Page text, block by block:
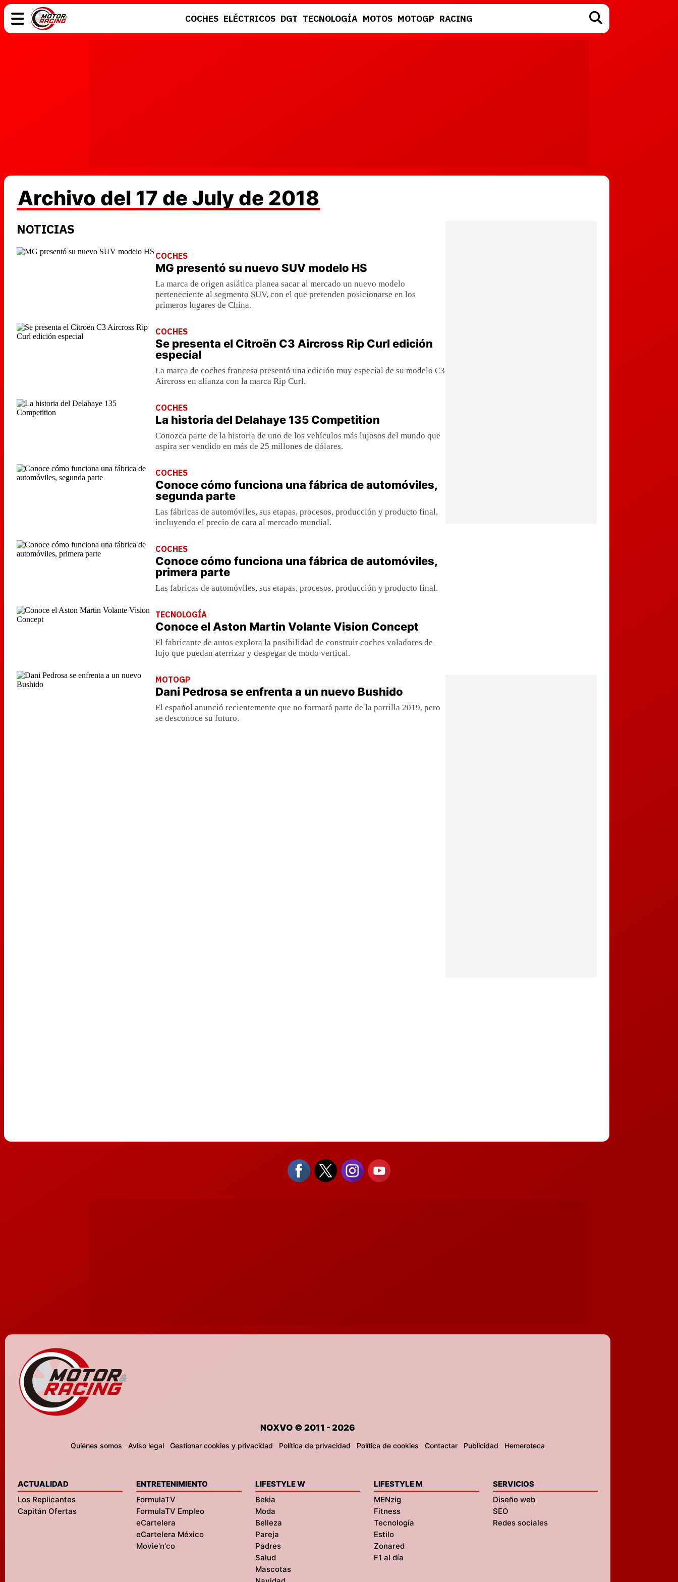
COCHES ELÉCTRICOS DGT TECNOLOGÍA MOTOS MOTOGP RACING
Archivo del 17 de July de 2018
NOTICIAS
COCHES
MG presentó su nuevo SUV modelo HS
La marca de origen asiática planea sacar al mercado un nuevo modelo
perteneciente al segmento SUV, con el que pretenden posicionarse en los
primeros lugares de China.
COCHES
Se presenta el Citroën C3 Aircross Rip Curl edición
especial
La marca de coches francesa presentó una edición muy especial de su modelo C3
Aircross en alianza con la marca Rip Curl.
COCHES
La historia del Delahaye 135 Competition
Conozca parte de la historia de uno de los vehículos más lujosos del mundo que
aspira ser vendido en más de 25 millones de dólares.
COCHES
Conoce cómo funciona una fábrica de automóviles,
segunda parte
Las fábricas de automóviles, sus etapas, procesos, producción y producto final,
incluyendo el precio de cara al mercado mundial.
COCHES
Conoce cómo funciona una fábrica de automóviles,
primera parte
Las fabricas de automóviles, sus etapas, procesos, producción y producto final.
TECNOLOGÍA
Conoce el Aston Martin Volante Vision Concept
El fabricante de autos explora la posibilidad de construir coches voladores de
lujo que puedan aterrizar y despegar de modo vertical.
MOTOGP
Dani Pedrosa se enfrenta a un nuevo Bushido
El español anunció recientemente que no formará parte de la parrilla 2019, pero
se desconoce su futuro.
NOXVO © 2011 - 2026
Quiénes somos Aviso legal Gestionar cookies y privacidad Política de privacidad Política de cookies Contactar Publicidad Hemeroteca
ACTUALIDAD
Los Replicantes
Capitán Ofertas
ENTRETENIMIENTO
FormulaTV
FormulaTV Empleo
eCartelera
eCartelera México
Movie'n'co
LIFESTYLE W
Bekia
Moda
Belleza
Pareja
Padres
Salud
Mascotas
LIFESTYLE M
MENzig
Fitness
Tecnología
Estilo
Zonared
F1 al día
SERVICIOS
Diseño web
SEO
Redes sociales